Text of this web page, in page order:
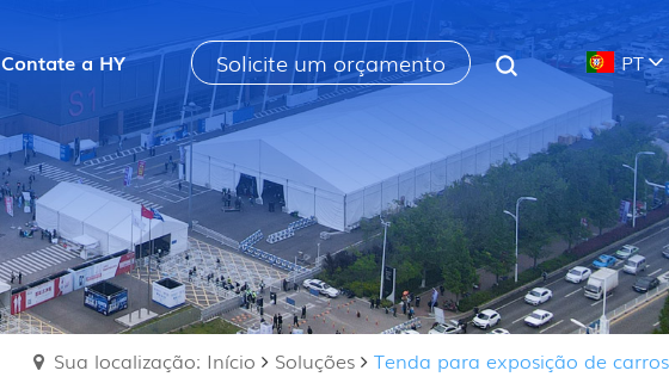
Contate a HY Solicite um orçamento PT
Sua localização: Início Soluções Tenda para exposição de carros